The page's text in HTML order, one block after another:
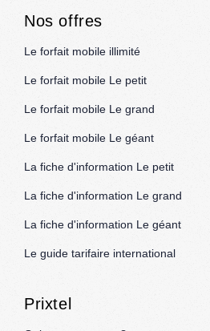
Nos offres
Le forfait mobile illimité
Le forfait mobile Le petit
Le forfait mobile Le grand
Le forfait mobile Le géant
La fiche d'information Le petit
La fiche d'information Le grand
La fiche d'information Le géant
Le guide tarifaire international
Prixtel